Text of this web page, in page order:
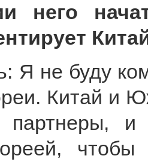
него
Я не буду
Китай и
и
чтобы